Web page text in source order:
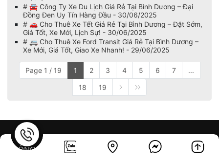
# 🚘 Công Ty Xe Du Lịch Giá Rẻ Tại Bình Dương – Đại
Đồng Đen Uy Tín Hàng Đầu - 30/06/2025
# 🚗 Cho Thuê Xe Tết Giá Rẻ Tại Bình Dương – Đặt Sớm,
Giá Tốt, Xe Mới, Lịch Sự! - 30/06/2025
# 🚐 Cho Thuê Xe Ford Transit Giá Rẻ Tại Bình Dương –
Xe Mới, Giá Tốt, Giao Xe Nhanh! - 29/06/2025
Page 1 / 19 1 2 3 4 5 6 7 ...
18 19
THÔNG TIN LIÊN HỆ